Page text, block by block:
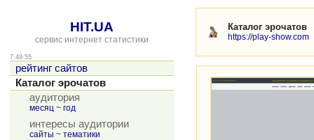
HIT.UA
сервис интернет статистики
7:49:55
рейтинг сайтов
Каталог эрочатов
аудитория
месяц ~ год
интересы аудитории
сайты ~ тематики
Каталог эрочатов
https://play-show.com